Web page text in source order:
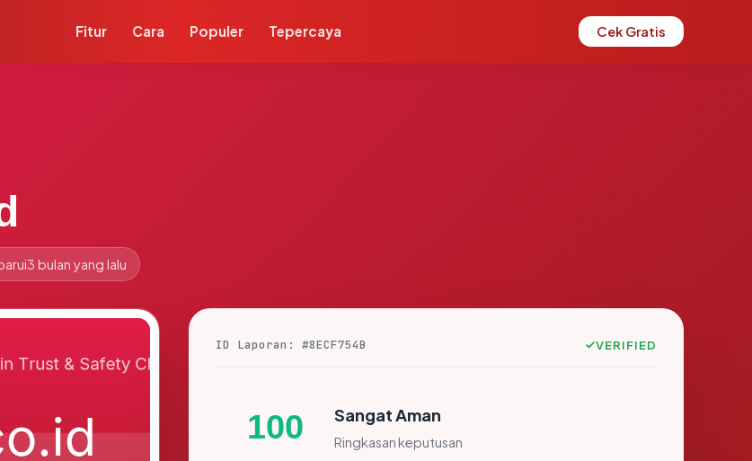
Fitur Cara Populer Tepercaya Cek Gratis
3 bulan yang lalu
ID Laporan: #8ECF754B VERIFIED
100 Sangat Aman
Ringkasan keputusan